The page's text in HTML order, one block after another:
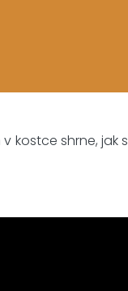
kostce shrne, jak s